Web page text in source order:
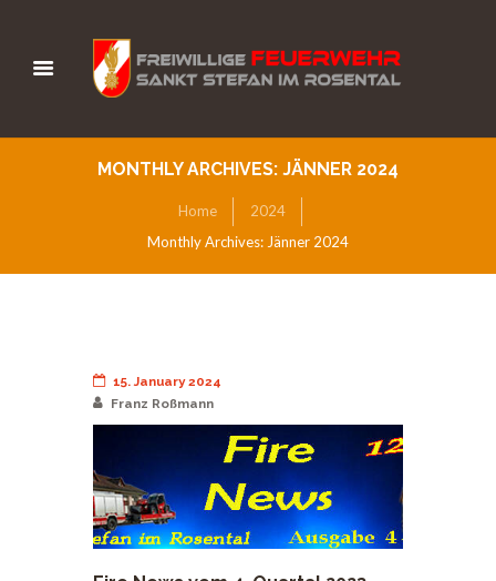
MONTHLY ARCHIVES: JÄNNER 2024
Home
2024
Monthly Archives: Jänner 2024
15. January 2024
Franz Roßmann